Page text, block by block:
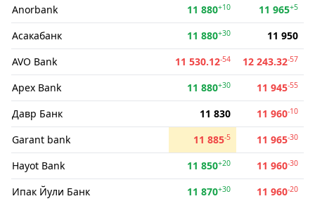
Anorbank 11 880+10 11 965+5
Асакабанк 11 880+30
11 950
AVO Bank
11 530.12-54 12 243.32-57
Apex Bank 11 880+30 11 945-55
Давр Банк 11 830 11 960-10
Garant bank 11 885-5 11 965-30
Hayot Bank 11 850+20 11 960-30
Ипак Йули Банк 11 870+30 11 960-20